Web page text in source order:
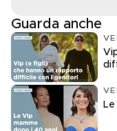
Guarda anche